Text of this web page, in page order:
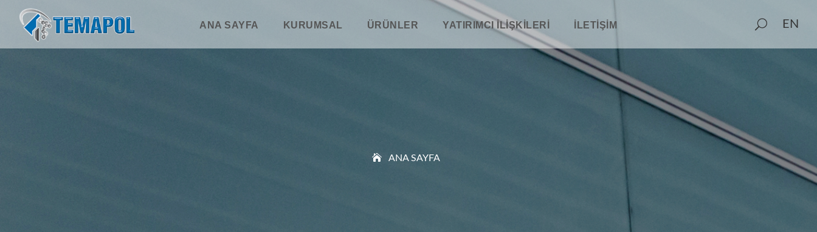
ANA SAYFA KURUMSAL ÜRÜNLER YATIRIMCI İLIŞKILERI İLETIŞIM EN
ANA SAYFA